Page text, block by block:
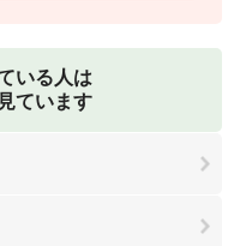
いる人は
ています